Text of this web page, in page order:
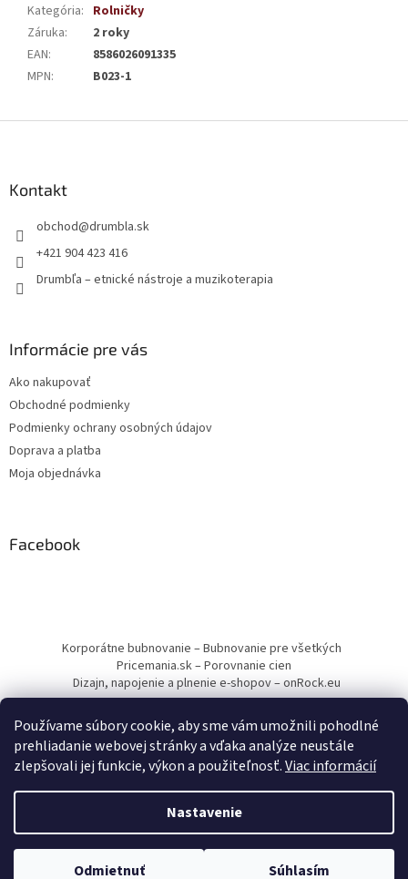
Používame súbory cookie, aby sme vám umožnili pohodlné
prehliadanie webovej stránky a vďaka analýze neustále
zlepšovali jej funkcie, výkon a použiteľnosť.Viac informácií
Nastavenie
Odmietnuť Súhlasím
Kategória: Rolničky
Záruka:
2 roky
EAN:
8586026091335
MPN: B023-1
Kontakt
obchod@drumbla.sk
+421 904 423 416
Drumbľa – etnické nástroje a muzikoterapia
Informácie pre vás
Ako nakupovať
Obchodné podmienky
Podmienky ochrany osobných údajov
Doprava a platba
Moja objednávka
Facebook
Korporátne bubnovanie – Bubnovanie pre všetkých
Pricemania.sk – Porovnanie cien
Dizajn, napojenie a plnenie e-shopov – onRock.eu
Copyright 2026Drumbľa – Etnické nástroje a muzikoterapia.
Všetky práva vyhradené.
Upraviť nastavenie cookies